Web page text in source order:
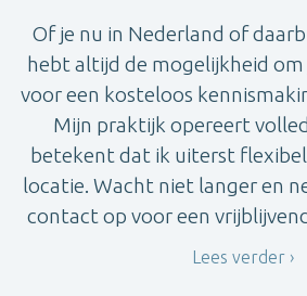
Of je nu in Nederland of
hebt altijd de mogelijkheid om
voor een kosteloos
Mijn praktijk opereert
betekent dat ik uiterst
locatie. Wacht niet langer en
contact op voor een
Lees verder